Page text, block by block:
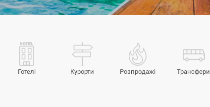
Готелі Курорти Розпродажі Трансфери